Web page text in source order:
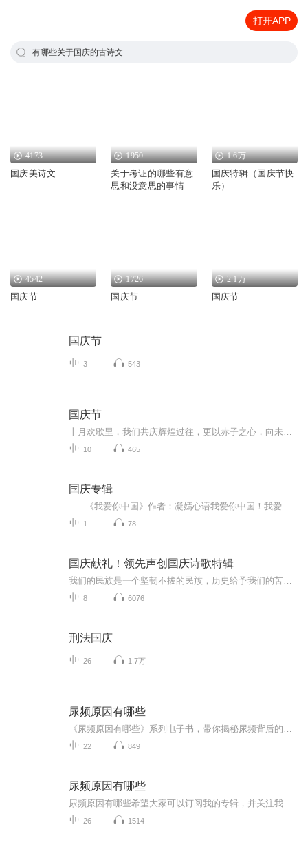
打开APP
有哪些关于国庆的古诗文
4173
国庆美诗文
1950
关于考证的哪些有意
思和没意思的事情
1.6万
国庆特辑（国庆节快
乐）
4542
国庆节
1726
国庆节
2.1万
国庆节
国庆节
3 543
国庆节
10 465
国庆专辑
1 78
国庆献礼！领先声创国庆诗歌特辑
8 6076
刑法国庆
26 1.7万
尿频原因有哪些
22 849
尿频原因有哪些
26 1514